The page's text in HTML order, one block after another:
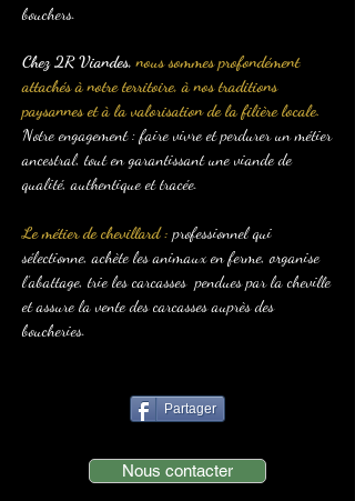
bouchers.
Chez 2R Viandes,nous sommes profondément
attachés à notre territoire, à nos traditions
paysannes et à la valorisation de la filière locale.
Notre engagement : faire vivre et perdurer un métier
ancestral, tout en garantissant une viande de
qualité, authentique et tracée.
Le métier de chevillard : professionnel qui
sélectionne, achète les animaux en ferme, organise
l’abattage, trie les carcasses pendues par la cheville
et assure la vente des carcasses auprès des
boucheries.
Partager
Nous contacter